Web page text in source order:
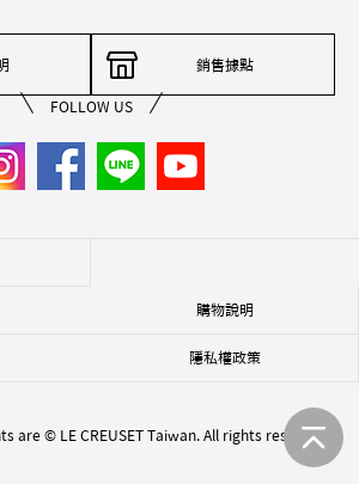
銷售據點
FOLLOW US
購物說明
隱私權政策
are © LE CREUSET Taiwan. All rights reserved.